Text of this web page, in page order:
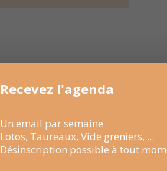
Recevez l'agenda
Un email par semaine
Lotos, Taureaux, Vide greniers, ...
Désinscription possible à tout